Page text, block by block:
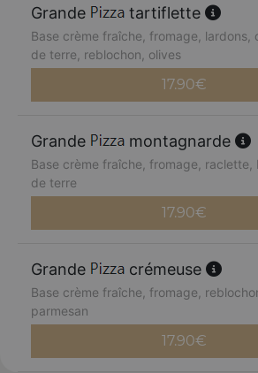
Grande tartiflette
Base crème fraîche, fromage, lardons,
de terre, reblochon, olives
17.90€
Grande montagnarde
Base crème fraîche, fromage, raclette,
de terre
17.90€
Grande crémeuse
Base crème fraîche, fromage,
parmesan
17.90€